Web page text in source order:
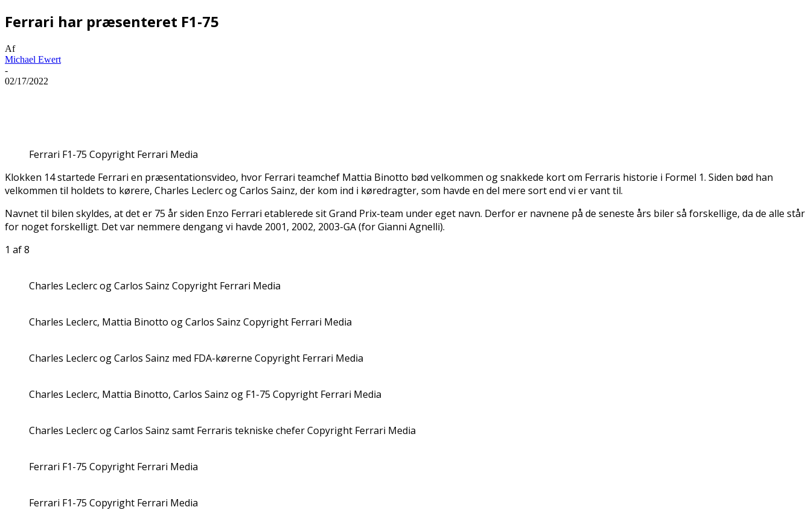
Ferrari har præsenteret F1-75
Af
Michael Ewert
-
02/17/2022
Ferrari F1-75 Copyright Ferrari Media
Klokken 14 startede Ferrari en præsentationsvideo, hvor Ferrari teamchef Mattia Binotto bød velkommen og snakkede kort om Ferraris historie i Formel 1. Siden bød han
velkommen til holdets to kørere, Charles Leclerc og Carlos Sainz, der kom ind i køredragter, som havde en del mere sort end vi er vant til.
Navnet til bilen skyldes, at det er 75 år siden Enzo Ferrari etablerede sit Grand Prix-team under eget navn. Derfor er navnene på de seneste års biler så forskellige, da de alle står
for noget forskelligt. Det var nemmere dengang vi havde 2001, 2002, 2003-GA (for Gianni Agnelli).
1 af 8
Charles Leclerc og Carlos Sainz Copyright Ferrari Media
Charles Leclerc, Mattia Binotto og Carlos Sainz Copyright Ferrari Media
Charles Leclerc og Carlos Sainz med FDA-kørerne Copyright Ferrari Media
Charles Leclerc, Mattia Binotto, Carlos Sainz og F1-75 Copyright Ferrari Media
Charles Leclerc og Carlos Sainz samt Ferraris tekniske chefer Copyright Ferrari Media
Ferrari F1-75 Copyright Ferrari Media
Ferrari F1-75 Copyright Ferrari Media